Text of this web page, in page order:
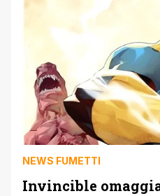
della [']
NEWS FUMETTI
Invincible